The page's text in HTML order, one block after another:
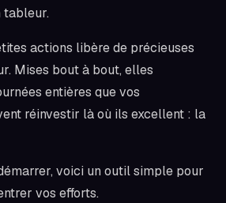
tableur.
actions libère de précieuses
Mises bout à bout, elles
entières que vos
réinvestir là où ils excellent : la
voici un outil simple pour
vos efforts.